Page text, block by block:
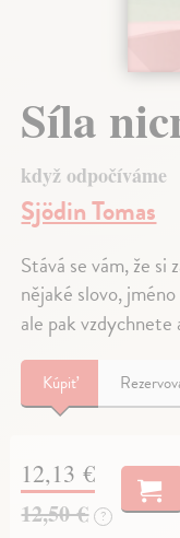
Síla
když odpočíváme
Sjödin Tomas
Stává se vám, že si
nějaké slovo,
ale pak vzdychnete
Kúpiť
12,13 €
12,50 € ?